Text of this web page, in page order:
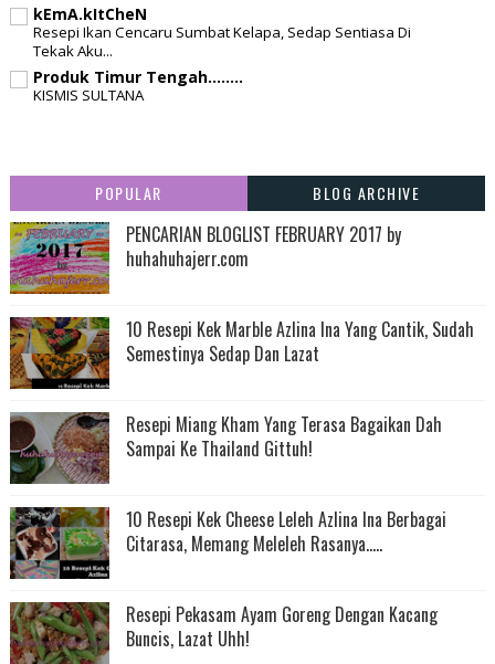
kEmA.kItCheN
Resepi Ikan Cencaru Sumbat Kelapa, Sedap Sentiasa Di
Tekak Aku...
Produk Timur Tengah........
KISMIS SULTANA
POPULAR BLOG ARCHIVE
PENCARIAN BLOGLIST FEBRUARY 2017 by
huhahuhajerr.com
10 Resepi Kek Marble Azlina Ina Yang Cantik, Sudah
Semestinya Sedap Dan Lazat
Resepi Miang Kham Yang Terasa Bagaikan Dah
Sampai Ke Thailand Gittuh!
10 Resepi Kek Cheese Leleh Azlina Ina Berbagai
Citarasa, Memang Meleleh Rasanya.....
Resepi Pekasam Ayam Goreng Dengan Kacang
Buncis, Lazat Uhh!